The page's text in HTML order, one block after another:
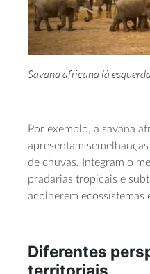
Savana africana (à
Por exemplo, a savana
apresentam
de chuvas. Integram o
pradarias tropicais e
acolherem ecossistemas
Diferentes
territoriais